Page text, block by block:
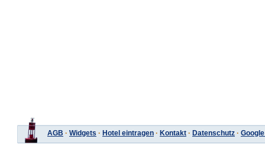
AGB · Widgets · Hotel eintragen · Kontakt · Datenschutz ·